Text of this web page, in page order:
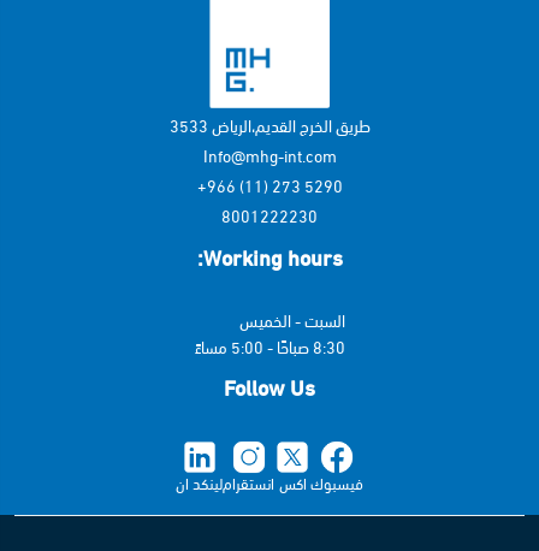
طريق الخرج القديم،الرياض 3533
Info@mhg-int.com
5290 273 (11) 966+
8001222230
Working hours:
السبت - الخميس
8:30 صباحًا - 5:00 مساءً
Follow Us
فيسبوك اكس انستقراملينكد ان